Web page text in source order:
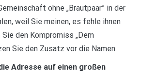
ohne „Brautpaar” in der
weil Sie meinen, es fehle ihnen
den Kompromiss „Dem
Sie den Zusatz vor die Namen.
Adresse auf einen großen